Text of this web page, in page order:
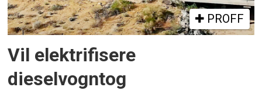
PROFF
Vil elektrifisere
dieselvogntog